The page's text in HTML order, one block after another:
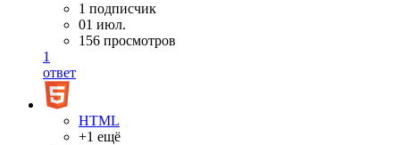
1 подписчик
01 июл.
156 просмотров
1
ответ
HTML
+1 ещё